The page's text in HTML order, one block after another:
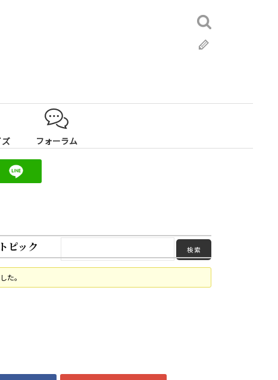
検
索:
フォーラム
ピック
た。